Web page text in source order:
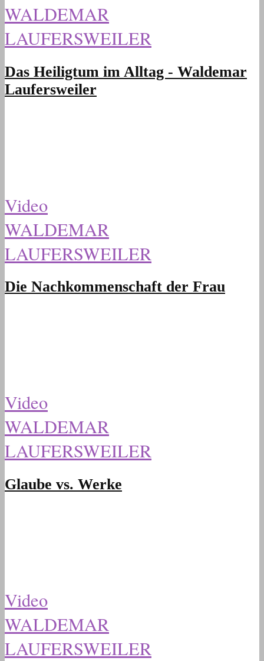
WALDEMAR
LAUFERSWEILER
Das Heiligtum im Alltag - Waldemar
Laufersweiler
Video
WALDEMAR
LAUFERSWEILER
Die Nachkommenschaft der Frau
Video
WALDEMAR
LAUFERSWEILER
Glaube vs. Werke
Video
WALDEMAR
LAUFERSWEILER